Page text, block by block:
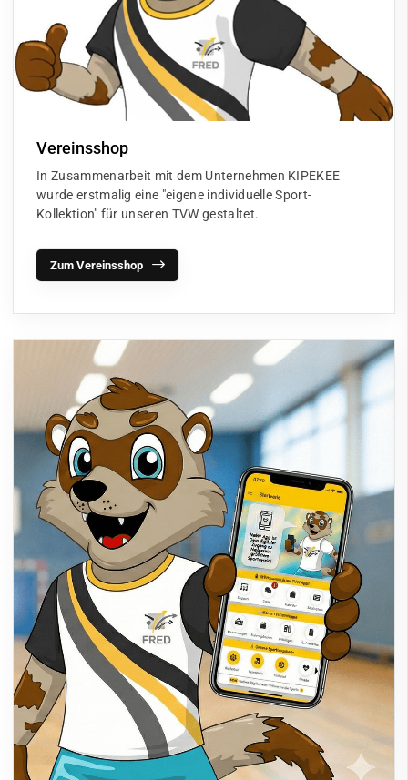
Vereinsshop
In Zusammenarbeit mit dem Unternehmen KIPEKEE
wurde erstmalig eine "eigene individuelle Sport-
Kollektion" für unseren TVW gestaltet.
Zum Vereinsshop